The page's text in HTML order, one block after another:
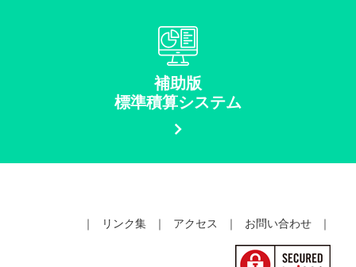
補助版
標準積算システム
｜ リンク集 ｜ アクセス ｜ お問い合わせ ｜